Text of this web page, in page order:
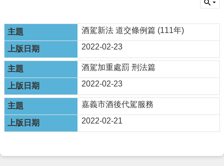
本
處
最
新
消
息
大
眾
運
酒駕新法 道交條例篇 (111年)
2022-02-23
酒駕加重處罰 刑法篇
2022-02-23
嘉義市酒後代駕服務
2022-02-21